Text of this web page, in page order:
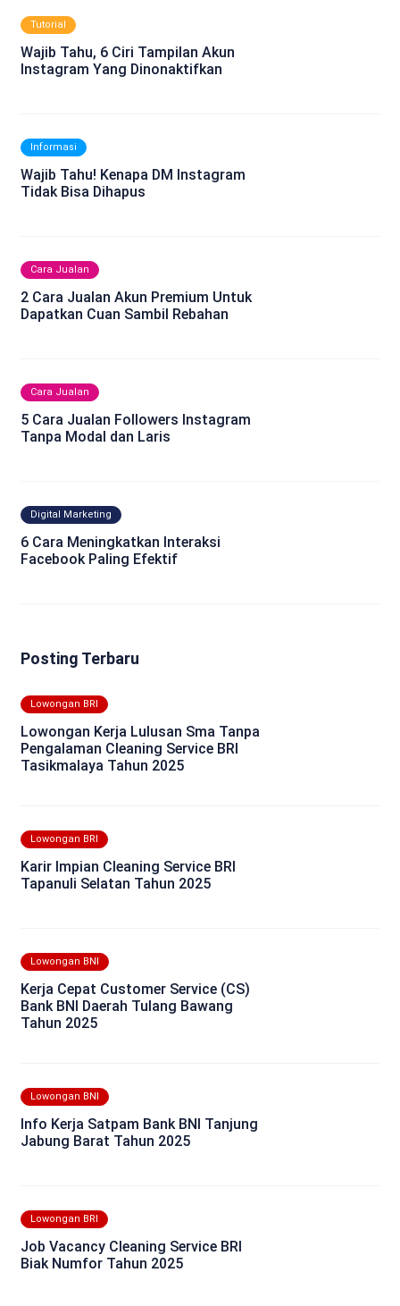
Tutorial
Wajib Tahu, 6 Ciri Tampilan Akun
Instagram Yang Dinonaktifkan
Informasi
Wajib Tahu! Kenapa DM Instagram
Tidak Bisa Dihapus
Cara Jualan
2 Cara Jualan Akun Premium Untuk
Dapatkan Cuan Sambil Rebahan
Cara Jualan
5 Cara Jualan Followers Instagram
Tanpa Modal dan Laris
Digital Marketing
6 Cara Meningkatkan Interaksi
Facebook Paling Efektif
Posting Terbaru
Lowongan BRI
Lowongan Kerja Lulusan Sma Tanpa
Pengalaman Cleaning Service BRI
Tasikmalaya Tahun 2025
Lowongan BRI
Karir Impian Cleaning Service BRI
Tapanuli Selatan Tahun 2025
Lowongan BNI
Kerja Cepat Customer Service (CS)
Bank BNI Daerah Tulang Bawang
Tahun 2025
Lowongan BNI
Info Kerja Satpam Bank BNI Tanjung
Jabung Barat Tahun 2025
Lowongan BRI
Job Vacancy Cleaning Service BRI
Biak Numfor Tahun 2025